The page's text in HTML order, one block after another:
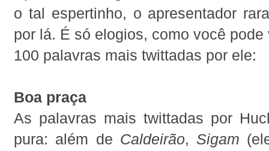
o tal espertinho, o apresentador
por lá. É só elogios, como você
100 palavras mais twittadas por ele:
Boa praça
As palavras mais twittadas por
pura: além de Caldeirão,Sigam